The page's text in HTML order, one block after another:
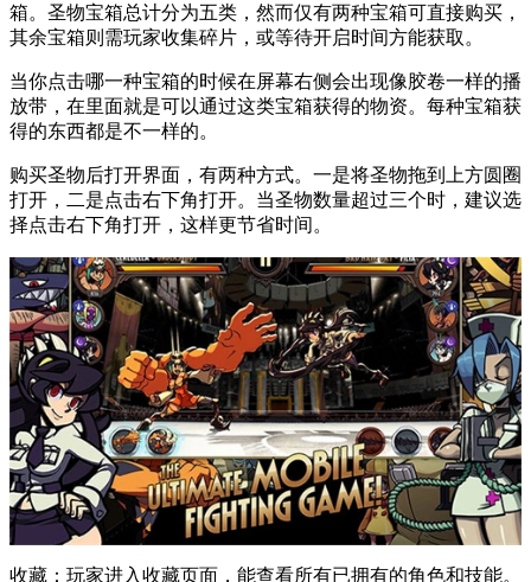
箱。圣物宝箱总计分为五类，然而仅有两种宝箱可直接购买，
其余宝箱则需玩家收集碎片，或等待开启时间方能获取。
当你点击哪一种宝箱的时候在屏幕右侧会出现像胶卷一样的播
放带，在里面就是可以通过这类宝箱获得的物资。每种宝箱获
得的东西都是不一样的。
购买圣物后打开界面，有两种方式。一是将圣物拖到上方圆圈
打开，二是点击右下角打开。当圣物数量超过三个时，建议选
择点击右下角打开，这样更节省时间。
收藏：玩家进入收藏页面，能查看所有已拥有的角色和技能。